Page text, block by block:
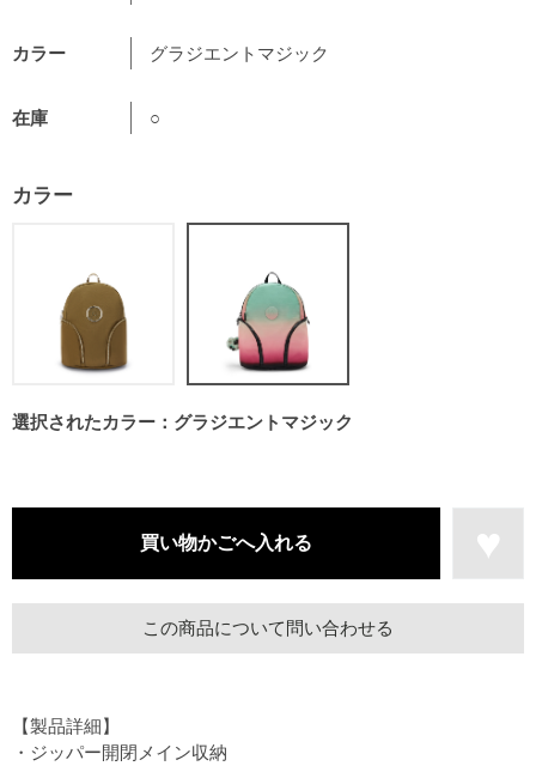
カラー グラジエントマジック
在庫 ○
カラー
選択されたカラー：グラジエントマジック
この商品について問い合わせる
【製品詳細】
・ジッパー開閉メイン収納